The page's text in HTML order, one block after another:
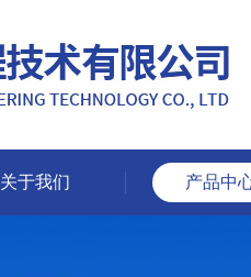
关于我们 产品中